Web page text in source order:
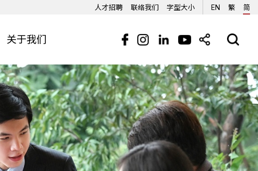
人才招聘 联络我们 字型大小 EN 繁 简
活动资讯
关于我们
招標公告